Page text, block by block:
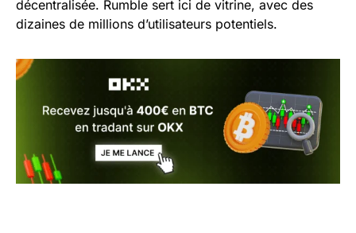
décentralisée. Rumble sert ici de vitrine, avec des
dizaines de millions d’utilisateurs potentiels.